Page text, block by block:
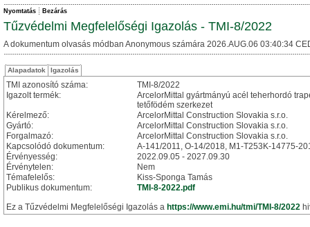
Nyomtatás Bezárás
Tűzvédelmi Megfelelőségi Igazolás - TMI-8/2022
A dokumentum olvasás módban Anonymous számára 2026.AUG.06 03:40:34
Alapadatok Igazolás
TMI azonosító száma:
TMI-8/2022
Igazolt termék:
ArcelorMittal gyártmányú acél teherhordó
tetőfödém szerkezet
Kérelmező:
ArcelorMittal Construction Slovakia s.r.o.
Gyártó:
ArcelorMittal Construction Slovakia s.r.o.
Forgalmazó:
ArcelorMittal Construction Slovakia s.r.o.
Kapcsolódó dokumentum:
A-141/2011, O-14/2018, M1-T253K-14775-
Érvényesség:
2022.09.05 - 2027.09.30
Érvénytelen:
Nem
Témafelelős:
Kiss-Sponga Tamás
Publikus dokumentum:
TMI-8-2022.pdf
Ez a Tűzvédelmi Megfelelőségi Igazolás a https://www.emi.hu/tmi/TMI-8/2022